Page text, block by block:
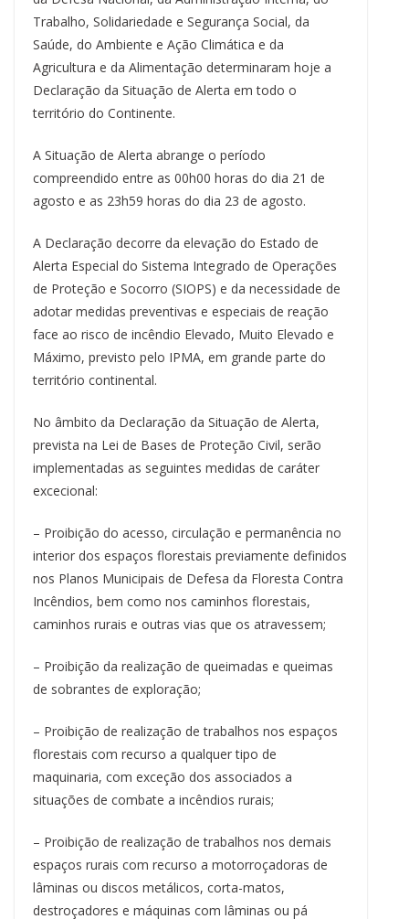
t
Trabalho, Solidariedade e Segurança Social, da
Saúde, do Ambiente e Ação Climática e da
Agricultura e da Alimentação determinaram hoje a
Declaração da Situação de Alerta em todo o
território do Continente.
A Situação de Alerta abrange o período
compreendido entre as 00h00 horas do dia 21 de
agosto e as 23h59 horas do dia 23 de agosto.
A Declaração decorre da elevação do Estado de
Alerta Especial do Sistema Integrado de Operações
de Proteção e Socorro (SIOPS) e da necessidade de
adotar medidas preventivas e especiais de reação
face ao risco de incêndio Elevado, Muito Elevado e
Máximo, previsto pelo IPMA, em grande parte do
território continental.
No âmbito da Declaração da Situação de Alerta,
prevista na Lei de Bases de Proteção Civil, serão
implementadas as seguintes medidas de caráter
excecional:
– Proibição do acesso, circulação e permanência no
interior dos espaços florestais previamente definidos
nos Planos Municipais de Defesa da Floresta Contra
Incêndios, bem como nos caminhos florestais,
caminhos rurais e outras vias que os atravessem;
– Proibição da realização de queimadas e queimas
de sobrantes de exploração;
– Proibição de realização de trabalhos nos espaços
florestais com recurso a qualquer tipo de
maquinaria, com exceção dos associados a
situações de combate a incêndios rurais;
– Proibição de realização de trabalhos nos demais
espaços rurais com recurso a motorroçadoras de
lâminas ou discos metálicos, corta-matos,
destroçadores e máquinas com lâminas ou pá